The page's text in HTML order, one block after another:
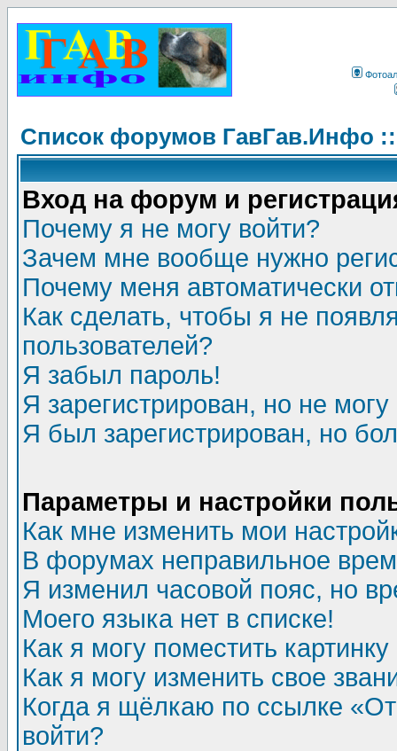
Список форумов ГавГав.Инфо
Вход на форум и
Почему я не могу войти?
Зачем мне вообще нужно
Почему меня автоматически
Как сделать, чтобы я не
пользователей?
Я забыл пароль!
Я зарегистрирован, но не могу
Я был зарегистрирован, но
Параметры и настройки
Как мне изменить мои
В форумах неправильное
Я изменил часовой пояс, но
Моего языка нет в списке!
Как я могу поместить
Как я могу изменить свое
Когда я щёлкаю по ссылке
войти?